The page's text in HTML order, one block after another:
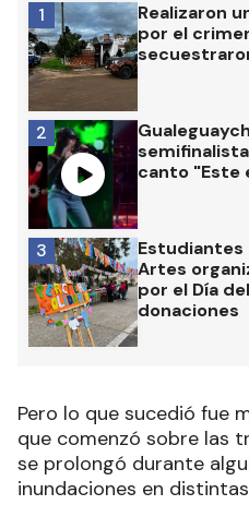
Realizaron
por el
1
canto "Este
2
Estudiantes
Artes
por el Día
donaciones
3
Pero lo que sucedió fue
que comenzó sobre las
se prolongó durante
inundaciones en